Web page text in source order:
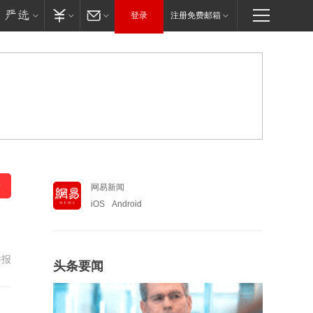
登录 注册免费邮箱
网易新闻
iOS
Android
头条要闻